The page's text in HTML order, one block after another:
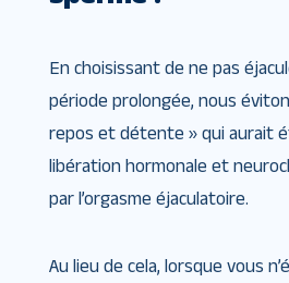
En choisissant de ne pas
période prolongée, nous
repos et détente » qui aurait
libération hormonale et
par l’orgasme éjaculatoire.
Au lieu de cela, lorsque vous